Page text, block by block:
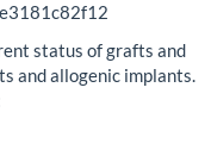
status of grafts and
and allogenic implants.